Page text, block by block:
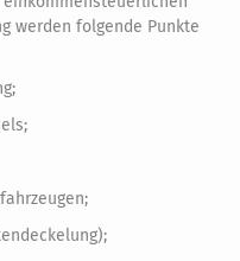
werden folgende Punkte